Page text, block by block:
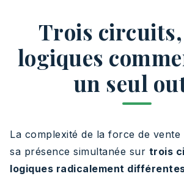
Trois
logiques
un seul
La complexité de la force de vente
sa présence simultanée sur trois
logiques radicalement